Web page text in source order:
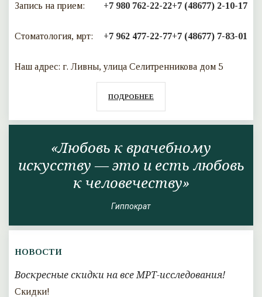
Запись на прием: +7 (48677) 2-10-17
+7 980 762-22-22
Стоматология, мрт: +7 (48677) 7-83-01
+7 962 477-22-77
Наш адрес: г. Ливны, улица Селитренникова дом 5
ПОДРОБНЕЕ
«Любовь к врачебному
искусству — это и есть любовь
к человечеству»
Гиппократ
НОВОСТИ
Воскресные скидки на все МРТ-исследования!
Скидки!